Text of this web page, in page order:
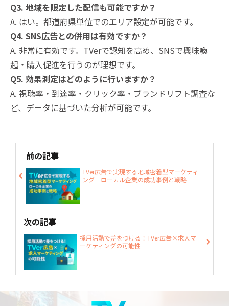
Q3. 地域を限定した配信も可能ですか？
A. はい。都道府県単位でのエリア設定が可能です。
Q4. SNS広告との併用は有効ですか？
A. 非常に有効です。TVerで認知を高め、SNSで興味喚
起・購入促進を行うのが理想です。
Q5. 効果測定はどのように行いますか？
A. 視聴率・到達率・クリック率・ブランドリフト調査な
ど、データに基づいた分析が可能です。
前の記事
TVer広告で実現する地域密着型マーケティ
ング｜ローカル企業の成功事例と戦略
次の記事
採用活動で差をつける！TVer広告×求人マ
ーケティングの可能性